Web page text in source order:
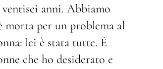
ventisei anni. Abbiamo
morta per un problema al
lei è stata tutte. È
che ho desiderato e